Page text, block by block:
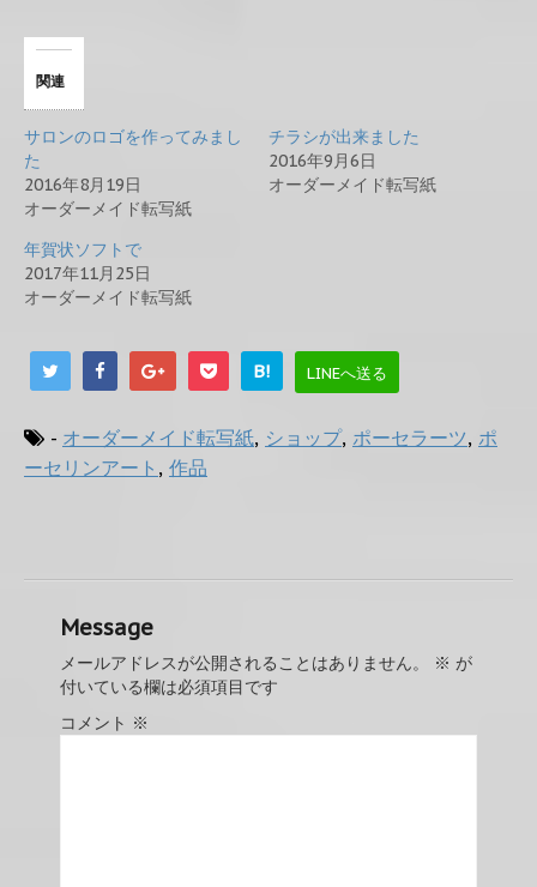
関連
サロンのロゴを作ってみまし
た
2016年8月19日
オーダーメイド転写紙
チラシが出来ました
2016年9月6日
オーダーメイド転写紙
年賀状ソフトで
2017年11月25日
オーダーメイド転写紙
B! LINEへ送る
- オーダーメイド転写紙, ショップ, ポーセラーツ, ポ
ーセリンアート , 作品
Message
メールアドレスが公開されることはありません。 ※ が
付いている欄は必須項目です
コメント ※